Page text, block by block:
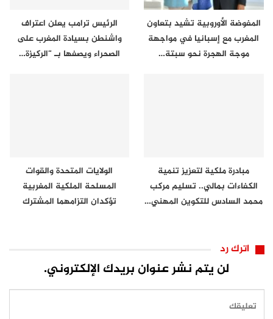
المفوضة الأوروبية تشيد بتعاون
المغرب مع إسبانيا في مواجهة
موجة الهجرة نحو سبتة…
الرئيس ترامب يعلن اعتراف
واشنطن بسيادة المغرب على
الصحراء ويصفها بـ “الركيزة…
مبادرة ملكية لتعزيز تنمية
الكفاءات بمالي.. تسليم مركب
محمد السادس للتكوين المهني…
الولايات المتحدة والقوات
المسلحة الملكية المغربية
تؤكدان التزامهما المشترك
اترك رد
لن يتم نشر عنوان بريدك الإلكتروني.